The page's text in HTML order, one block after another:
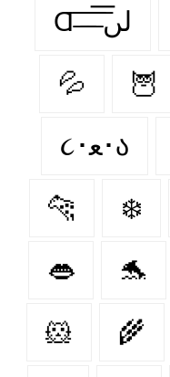
Ɑ͞ ̶͞ ̶͞ ̶͞ لں͞
💦 🦉
૮･ﻌ･ა
🐆 ❄️
👄 🐬
🐹 🌾